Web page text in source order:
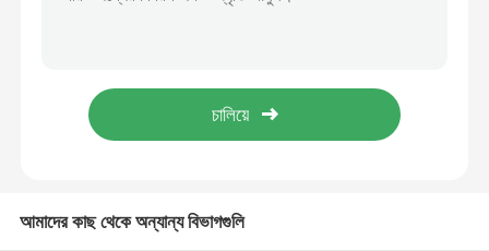
CATE টুল হোল্ডার
আমাদের কাছ থেকে অন্যান্য বিভাগগুলি